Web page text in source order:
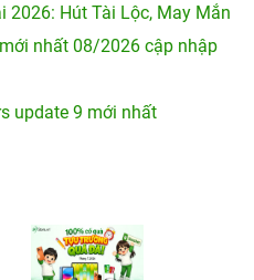
2026: Hút Tài Lộc, May Mắn
nhất 08/2026 cập nhập
update 9 mới nhất